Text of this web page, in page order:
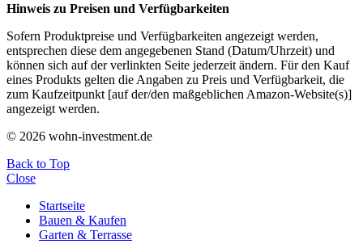
Hinweis zu Preisen und Verfügbarkeiten
Sofern Produktpreise und Verfügbarkeiten angezeigt werden,
entsprechen diese dem angegebenen Stand (Datum/Uhrzeit) und
können sich auf der verlinkten Seite jederzeit ändern. Für den Kauf
eines Produkts gelten die Angaben zu Preis und Verfügbarkeit, die
zum Kaufzeitpunkt [auf der/den maßgeblichen Amazon-Website(s)]
angezeigt werden.
© 2026 wohn-investment.de
Back to Top
Close
Startseite
Bauen & Kaufen
Garten & Terrasse